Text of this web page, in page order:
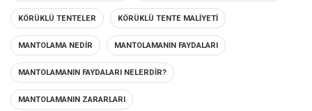
KÖRÜKLÜ TENTELER KÖRÜKLÜ TENTE MALIYETI
MANTOLAMA NEDIR MANTOLAMANIN FAYDALARI
MANTOLAMANIN FAYDALARI NELERDIR?
MANTOLAMANIN ZARARLARI